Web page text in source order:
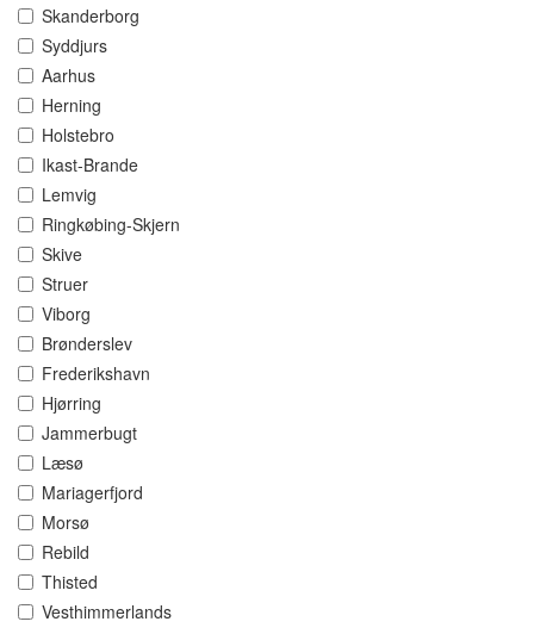
Skanderborg
Syddjurs
Aarhus
Herning
Holstebro
Ikast-Brande
Lemvig
Ringkøbing-Skjern
Skive
Struer
Viborg
Brønderslev
Frederikshavn
Hjørring
Jammerbugt
Læsø
Mariagerfjord
Morsø
Rebild
Thisted
Vesthimmerlands